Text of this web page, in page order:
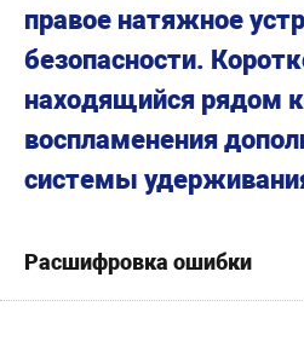
правое натяжное
безопасности.
находящийся рядом
воспламенения
системы
Расшифровка ошибки